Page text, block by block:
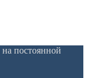
на постоянной